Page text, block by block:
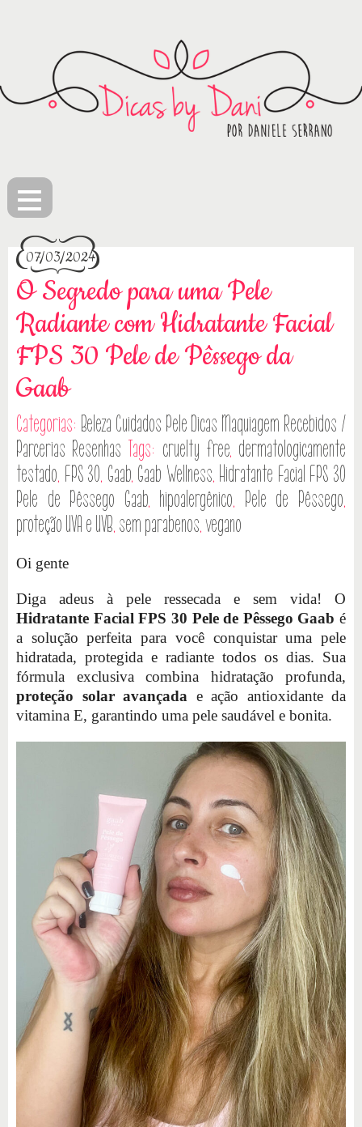
≡
07/03/2024
O Segredo para uma Pele
Radiante com Hidratante Facial
FPS 30 Pele de Pêssego da
Gaab
Categorias: Beleza Cuidados Pele Dicas Maquiagem Recebidos /
Parcerias Resenhas Tags: cruelty free, dermatologicamente
testado, FPS 30, Gaab, Gaab Wellness, Hidratante Facial FPS 30
Pele de Pêssego Gaab, hipoalergênico, Pele de Pêssego,
proteção UVA e UVB, sem parabenos,vegano
Oi gente
Diga adeus à pele ressecada e sem vida! O
Hidratante Facial FPS 30 Pele de Pêssego Gaab é
a solução perfeita para você conquistar uma pele
hidratada, protegida e radiante todos os dias. Sua
fórmula exclusiva combina hidratação profunda,
proteção solar avançada e ação antioxidante da
vitamina E, garantindo uma pele saudável e bonita.